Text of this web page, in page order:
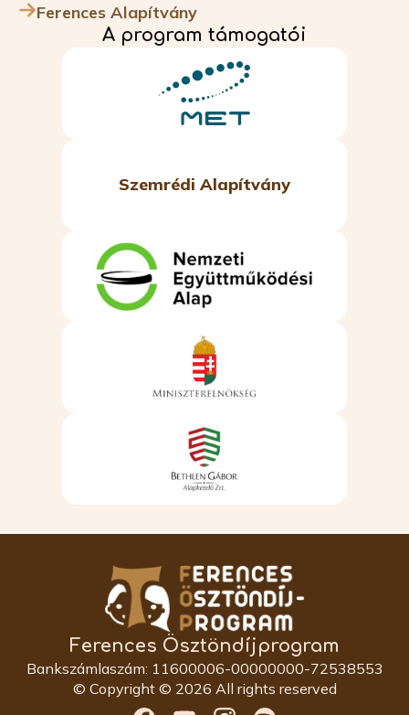
Ferences Alapítvány
A program támogatói
Szemrédi Alapítvány
Ferences Ösztöndíjprogram
Bankszámlaszám: 11600006-00000000-72538553
© Copyright © 2026 All rights reserved